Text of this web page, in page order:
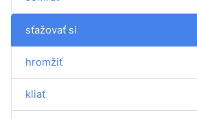
sťažovať si
hromžiť
kliať